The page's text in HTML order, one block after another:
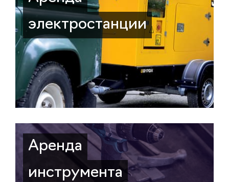
электростанции
Аренда
инструмента